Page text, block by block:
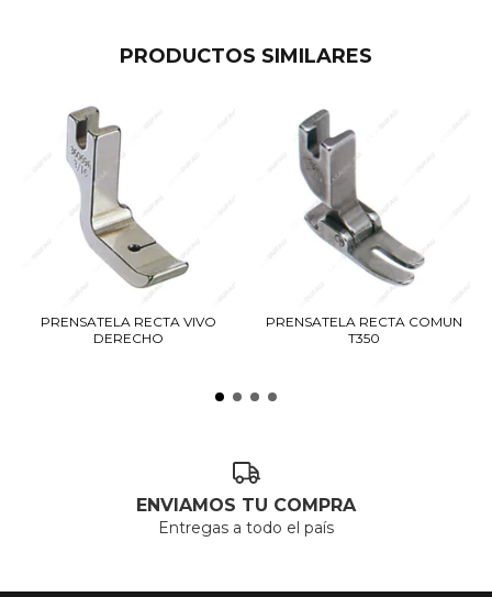
PRODUCTOS SIMILARES
PRENSATELA RECTA VIVO
DERECHO
PRENSATELA RECTA COMUN
T350
ENVIAMOS TU COMPRA
Entregas a todo el país